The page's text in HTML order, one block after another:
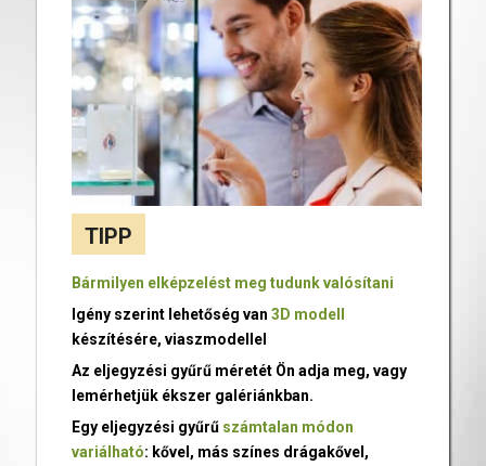
TIPP
Bármilyen elképzelést meg tudunk valósítani
Igény szerint lehetőség van 3D modell
készítésére, viaszmodellel
Az eljegyzési gyűrű méretét Ön adja meg, vagy
lemérhetjük ékszer galériánkban.
Egy eljegyzési gyűrű számtalan módon
variálható: kővel, más színes drágakővel,